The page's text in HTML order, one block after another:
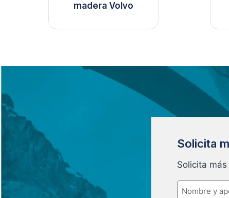
madera Volvo
Solicita
Solicita